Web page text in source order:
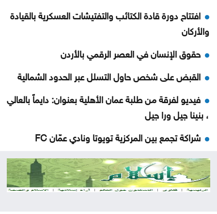
افتتاح دورة قادة الكتائب والتفتيشات العسكرية بالقيادة
والأركان
حقوق الإنسان في العصر الرقمي بالأردن
القبض على شخص حاول التسلل عبر الحدود الشمالية
فيديو لفرقة من طلبة عمان الأهلية بعنوان: دايماً بالعالي
، بنينا جيل ورا جيل
شراكة تجمع بين المركزية تويوتا ونادي عمّان FC
الحنيطي يستقبل مدير عام إدارة الخدمات الطبية الليبية
نتنياهو: إيران لن تمتلك أسلحة نووية